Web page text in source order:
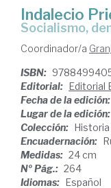
Indalecio
socialismo,
Coordinador/a
ISBN:
Editorial: Editorial
Fecha de la edición:
Lugar de la edición:
Colección:
Encuadernación:
Medidas: 24 cm
Nº Pág.: 264
Idiomas: Español